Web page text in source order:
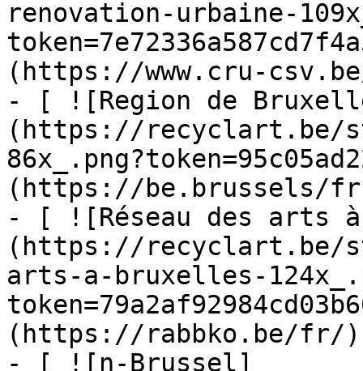
renovation-urbaine-
(https://www.cru-
- [ ![Region de
(https://recyclart.be/
(https://be.brussels/
- [ ![Réseau des arts
(https://recyclart.be/
arts-a-bruxelles-
(https://rabbko.be/fr/)
- [ ![n-Brussel]